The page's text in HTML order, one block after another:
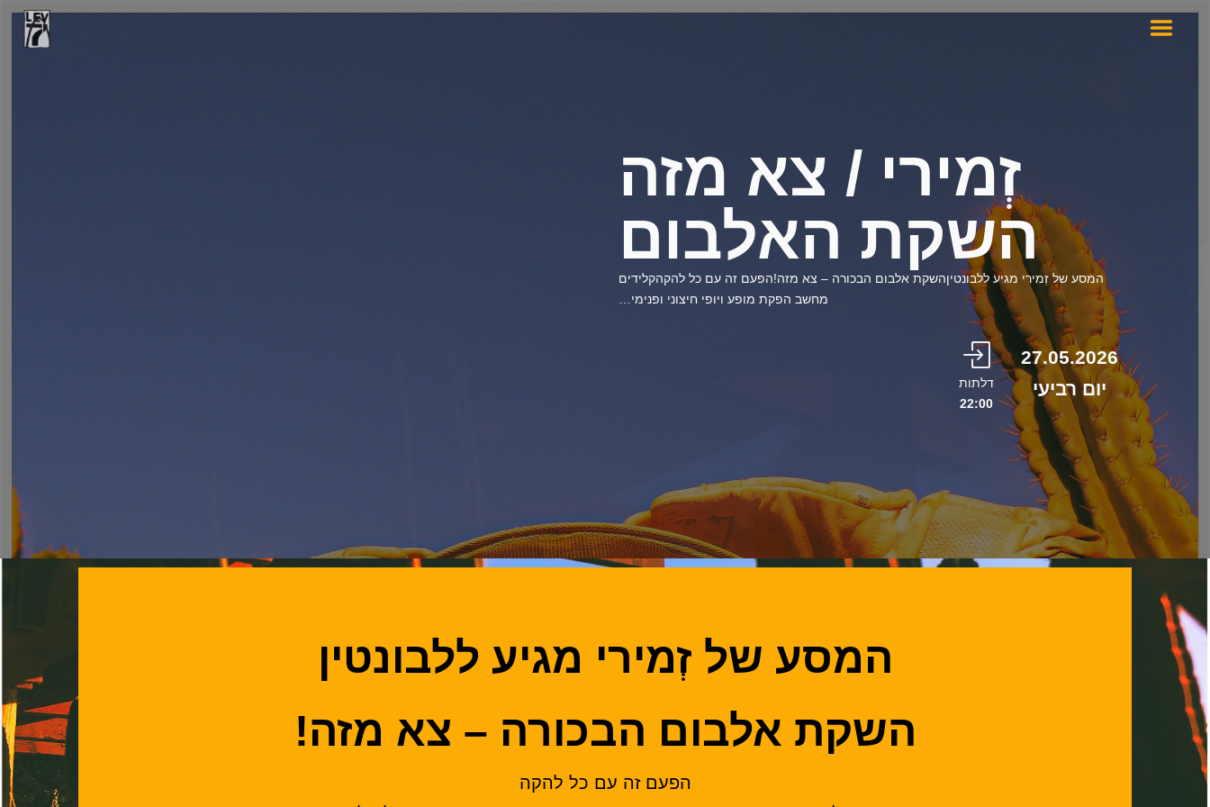
זְמירי / צא מזה
השקת האלבום
המסע של זְמירי מגיע ללבונטיןהשקת אלבום הבכורה – צא מזה!הפעם זה עם כל להקהקלידים
מחשב הפקת מופע ויופי חיצוני ופנימי…
27.05.2026
יום רביעי
דלתות
22:00
המסע של זְמירי מגיע ללבונטין
השקת אלבום הבכורה – צא מזה!
הפעם זה עם כל להקה